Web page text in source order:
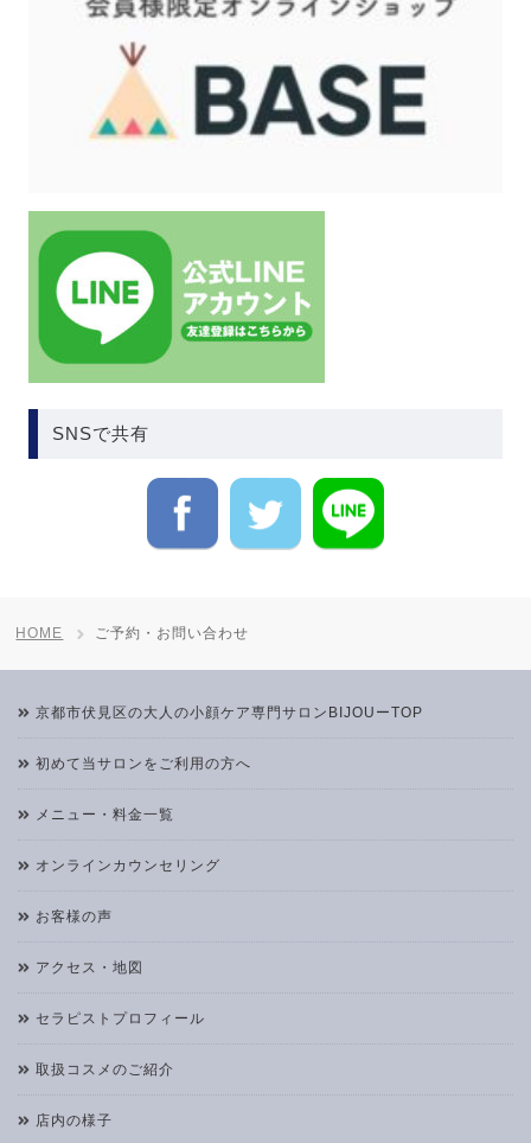
SNSで共有
HOME ご予約・お問い合わせ
京都市伏見区の大人の小顔ケア専門サロンBIJOUーTOP
初めて当サロンをご利用の方へ
メニュー・料金一覧
オンラインカウンセリング
お客様の声
アクセス・地図
セラピストプロフィール
取扱コスメのご紹介
店内の様子